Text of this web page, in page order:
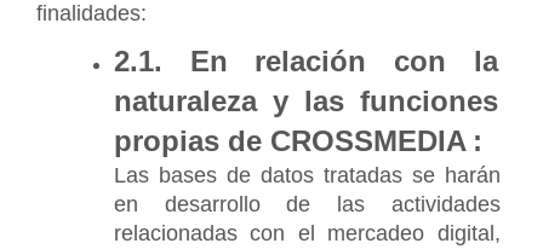
finalidades:
2.1. En relación con la
naturaleza y las funciones
propias de CROSSMEDIA :
Las bases de datos tratadas se harán
en desarrollo de las actividades
relacionadas con el mercadeo digital,